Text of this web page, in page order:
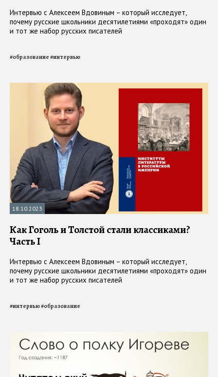
Интервью с Алексеем Вдовиным – который исследует,
почему русские школьники десятилетиями «проходят» один
и тот же набор русских писателей
#образование#интервью
18.10.2023
Как Гоголь и Толстой стали классиками?
Часть I
Интервью с Алексеем Вдовиным – который исследует,
почему русские школьники десятилетиями «проходят» один
и тот же набор русских писателей
#интервью#образование